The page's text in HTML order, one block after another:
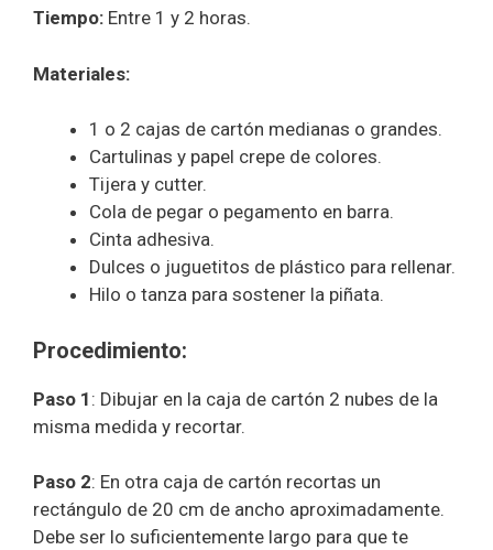
Tiempo: Entre 1 y 2 horas.
Materiales:
1 o 2 cajas de cartón medianas o grandes.
Cartulinas y papel crepe de colores.
Tijera y cutter.
Cola de pegar o pegamento en barra.
Cinta adhesiva.
Dulces o juguetitos de plástico para rellenar.
Hilo o tanza para sostener la piñata.
Procedimiento:
Paso 1 : Dibujar en la caja de cartón 2 nubes de la
misma medida y recortar.
Paso 2: En otra caja de cartón recortas un
rectángulo de 20 cm de ancho aproximadamente.
Debe ser lo suficientemente largo para que te